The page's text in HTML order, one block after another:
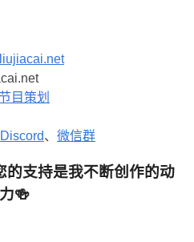
目策划
Discord、 微信群
的支持是我不断创作的动
力🍻